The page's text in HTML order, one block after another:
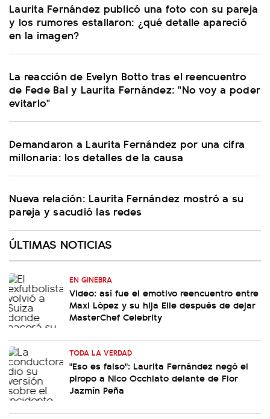
Laurita Fernández publicó una foto con su pareja
y los rumores estallaron: ¿qué detalle apareció
en la imagen?
La reacción de Evelyn Botto tras el reencuentro
de Fede Bal y Laurita Fernández: "No voy a poder
evitarlo"
Demandaron a Laurita Fernández por una cifra
millonaria: los detalles de la causa
Nueva relación: Laurita Fernández mostró a su
pareja y sacudió las redes
ÚLTIMAS NOTICIAS
EN GINEBRA
Video: así fue el emotivo reencuentro entre
Maxi López y su hija Elle después de dejar
MasterChef Celebrity
TODA LA VERDAD
"Eso es falso": Laurita Fernández negó el
piropo a Nico Occhiato delante de Flor
Jazmín Peña